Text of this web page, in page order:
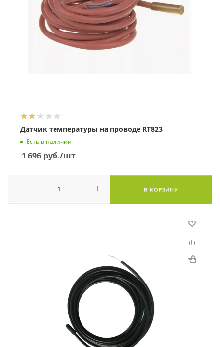
Датчик температуры на проводе RT823
Есть в наличии
1 696 руб./шт
В КОРЗИНУ